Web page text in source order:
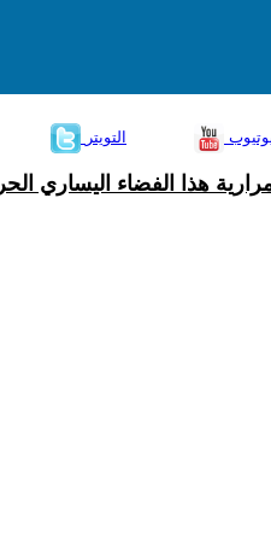
التويتر
هذا الفضاء اليساري الحر